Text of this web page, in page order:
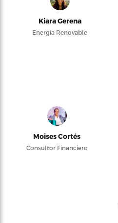
Kiara Gerena
Energía Renovable
Moises Cortés
Consultor Financiero